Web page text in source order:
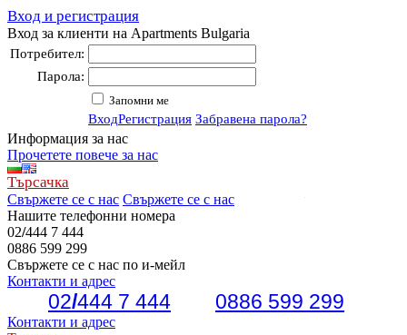
Вход и регистрация
Вход за клиенти на Apartments Bulgaria
Потребител:
Парола:
Запомни ме
ВходРегистрация Забравена парола?
Информация за нас
Прочетете повече за нас
Търсачка
Свържете се с нас Свържете се с нас
Нашите телефонни номера
02/444 7 444
0886 599 299
Свържете се с нас по и-мейл
Контакти и адрес
02/444 7 444 0886 599 299
Контакти и адрес